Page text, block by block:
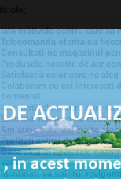
Iata motivele pentru care sa
Telecomanda oferita cu
Consultati-ne magazinul
Produsele noastre de aer
domeniu!
Iata motivele pentru care sa
Este mai ieftin sa ne
Am atins cele mai inalte
Profitati astazi de ofertele
Daca alegeti aparatele
vara!
Mentineti-va spiritul